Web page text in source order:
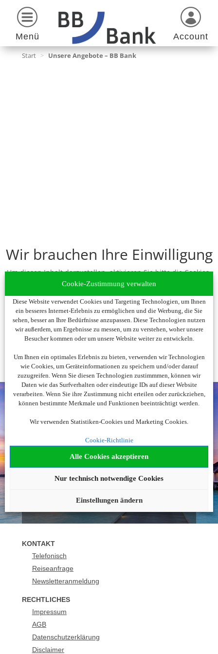
Cookie-Zustimmung verwalten
Diese Website verwendet Cookies und Targeting Technologien, um Ihnen
ein besseres Internet-Erlebnis zu ermöglichen und die Werbung, die Sie
sehen, besser an Ihre Bedürfnisse anzupassen. Diese Technologien nutzen
wir außerdem, um Ergebnisse zu messen, um zu verstehen, woher unsere
Besucher kommen oder um unsere Website weiter zu entwickeln.
Um Ihnen ein optimales Erlebnis zu bieten, verwenden wir Technologien
wie Cookies, um Geräteinformationen zu speichern und/oder darauf
zuzugreifen. Wenn Sie diesen Technologien zustimmmen, können wir
Daten wie das Surfverhalten oder eindeutige IDs auf dieser Website
verarbeiten. Wenn Sie ihre Zustimmung nicht erteilen oder zurückziehen,
können bestimmte Merkmale und Funktionen beeinträchtigt werden.
Wir verwenden Statistiken-Cookies und Marketing Cookies.
Cookie-Richtlinie
Alle Cookies akzeptieren
Nur technisch notwendige Cookies
Einstellungen ändern
Menü Account
Start > Unsere Angebote – BB Bank
Wir brauchen Ihre Einwilligung
Um diesen Inhalt darzustellen, aktivieren Sie bitte die Cookies.
Es werden ggf. personenbezogene Daten verarbeitet.
Cookies akzeptieren
Noch nicht fündig
geworden?
Wir beraten Sie gerne!
089 211 291 25
buchung@urlaubsplus.de
KONTAKT
Telefonisch
Reiseanfrage
Newsletteranmeldung
RECHTLICHES
Impressum
AGB
Datenschutzerklärung
Disclaimer